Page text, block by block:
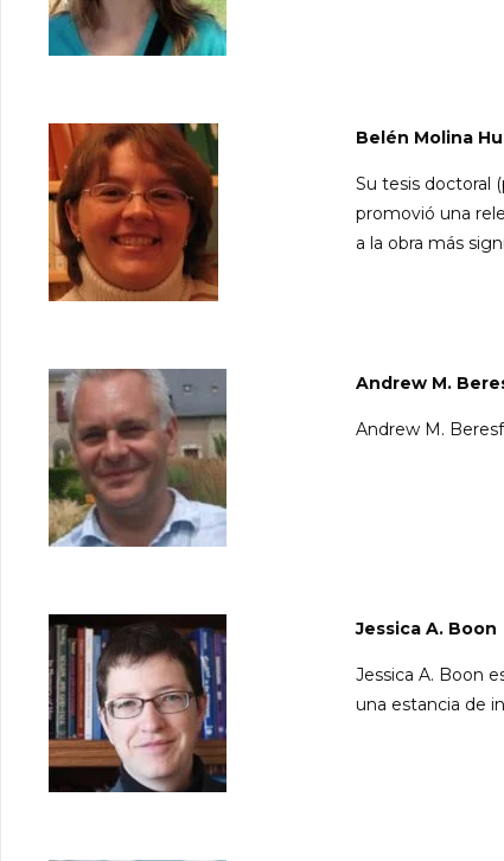
Belén Molina
Su tesis doctoral
promovió una
a la obra más
Andrew M.
Andrew M.
Jessica A. Boon
Jessica A. Boon
una estancia de